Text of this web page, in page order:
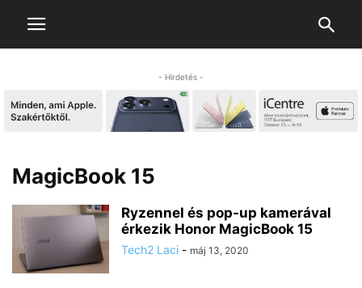
- Hirdetés -
MagicBook 15
Ryzennel és pop-up kamerával
érkezik Honor MagicBook 15
Tech2 Laci - máj 13, 2020